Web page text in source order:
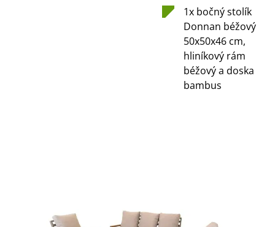
1x bočný stolík
Donnan béžový
50x50x46 cm,
hliníkový rám
béžový a doska
bambus